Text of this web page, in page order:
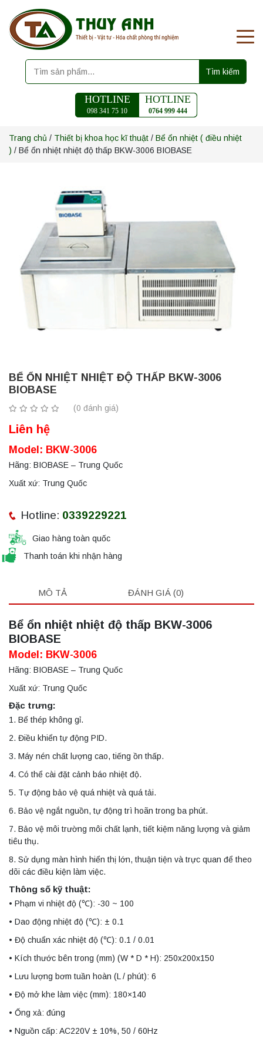
Tìm kiếm
HOTLINE
098 341 75 10
HOTLINE
0764 999 444
Trang chủ / Thiết bị khoa học kĩ thuật / Bể ổn nhiệt ( điều nhiệt
) / Bể ổn nhiệt nhiệt độ thấp BKW-3006 BIOBASE
BỂ ỔN NHIỆT NHIỆT ĐỘ THẤP BKW-3006
BIOBASE
(0 đánh giá)
Liên hệ
Model: BKW-3006
Hãng: BIOBASE – Trung Quốc
Xuất xứ: Trung Quốc
Hotline: 0339229221
Giao hàng toàn quốc
Thanh toán khi nhận hàng
MÔ TẢ ĐÁNH GIÁ (0)
Bể ổn nhiệt nhiệt độ thấp BKW-3006
BIOBASE
Model: BKW-3006
Hãng: BIOBASE – Trung Quốc
Xuất xứ: Trung Quốc
Đặc trưng:
1. Bể thép không gỉ.
2. Điều khiển tự động PID.
3. Máy nén chất lượng cao, tiếng ồn thấp.
4. Có thể cài đặt cảnh báo nhiệt độ.
5. Tự động bảo vệ quá nhiệt và quá tải.
6. Bảo vệ ngắt nguồn, tự động trì hoãn trong ba phút.
7. Bảo vệ môi trường môi chất lạnh, tiết kiệm năng lượng và giảm
tiêu thụ.
8. Sử dụng màn hình hiển thị lớn, thuận tiện và trực quan để theo
dõi các điều kiện làm việc.
Thông số kỹ thuật:
• Phạm vi nhiệt độ (℃): -30 ~ 100
• Dao động nhiệt độ (℃): ± 0.1
• Độ chuẩn xác nhiệt độ (℃): 0.1 / 0.01
• Kích thước bên trong (mm) (W * D * H): 250x200x150
• Lưu lượng bơm tuần hoàn (L / phút): 6
• Độ mở khe làm việc (mm): 180×140
• Ống xả: đúng
• Nguồn cấp: AC220V ± 10%, 50 / 60Hz